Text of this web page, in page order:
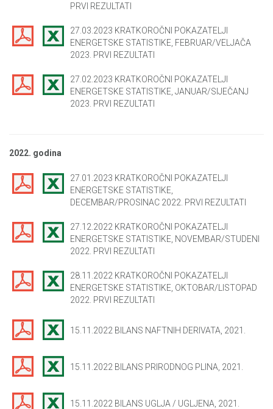
PRVI REZULTATI
27.03.2023 KRATKOROČNI POKAZATELJI
ENERGETSKE STATISTIKE, FEBRUAR/VELJAČA
2023. PRVI REZULTATI
27.02.2023 KRATKOROČNI POKAZATELJI
ENERGETSKE STATISTIKE, JANUAR/SIJEČANJ
2023. PRVI REZULTATI
2022. godina
27.01.2023 KRATKOROČNI POKAZATELJI
ENERGETSKE STATISTIKE,
DECEMBAR/PROSINAC 2022. PRVI REZULTATI
27.12.2022 KRATKOROČNI POKAZATELJI
ENERGETSKE STATISTIKE, NOVEMBAR/STUDENI
2022. PRVI REZULTATI
28.11.2022 KRATKOROČNI POKAZATELJI
ENERGETSKE STATISTIKE, OKTOBAR/LISTOPAD
2022. PRVI REZULTATI
15.11.2022 BILANS NAFTNIH DERIVATA, 2021.
15.11.2022 BILANS PRIRODNOG PLINA, 2021.
15.11.2022 BILANS UGLJA / UGLJENA, 2021.